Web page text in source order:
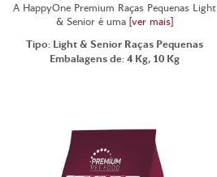
A HappyOne Premium Raças Pequenas Light
& Senior é uma [ver mais]
Tipo: Light & Senior Raças Pequenas
Embalagens de: 4 Kg, 10 Kg